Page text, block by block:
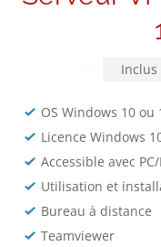
Inclus
OS Windows 10 ou
Licence Windows
Accessible avec
Utilisation et
Bureau à distance
Teamviewer